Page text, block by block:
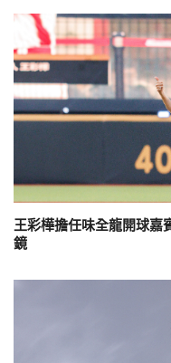
王彩樺擔任味全龍開球嘉
鏡